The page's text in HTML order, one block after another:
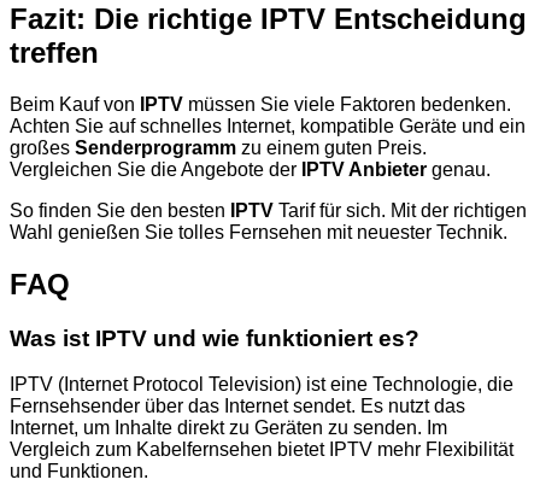
Fazit: Die richtige IPTV Entscheidung
treffen
Beim Kauf von IPTV müssen Sie viele Faktoren bedenken.
Achten Sie auf schnelles Internet, kompatible Geräte und ein
großes Senderprogramm zu einem guten Preis.
Vergleichen Sie die Angebote der
IPTV Anbieter genau.
So finden Sie den besten
IPTV Tarif für sich. Mit der richtigen
Wahl genießen Sie tolles Fernsehen mit neuester Technik.
FAQ
Was ist IPTV und wie funktioniert es?
IPTV (Internet Protocol Television) ist eine Technologie, die
Fernsehsender über das Internet sendet. Es nutzt das
Internet, um Inhalte direkt zu Geräten zu senden. Im
Vergleich zum Kabelfernsehen bietet IPTV mehr Flexibilität
und Funktionen.